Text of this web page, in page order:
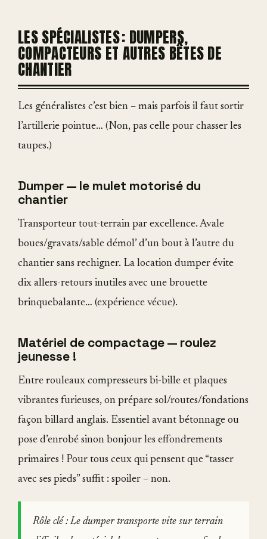
LES SPÉCIALISTES : DUMPERS,
COMPACTEURS ET AUTRES BÊTES DE
CHANTIER
Les généralistes c’est bien – mais parfois il faut sortir
l’artillerie pointue… (Non, pas celle pour chasser les
taupes.)
Dumper — le mulet motorisé du
chantier
Transporteur tout-terrain par excellence. Avale
boues/gravats/sable démol’ d’un bout à l’autre du
chantier sans rechigner. La location dumper évite
dix allers-retours inutiles avec une brouette
brinquebalante… (expérience vécue).
Matériel de compactage — roulez
jeunesse !
Entre rouleaux compresseurs bi-bille et plaques
vibrantes furieuses, on prépare sol/routes/fondations
façon billard anglais. Essentiel avant bétonnage ou
pose d’enrobé sinon bonjour les effondrements
primaires ! Pour tous ceux qui pensent que “tasser
avec ses pieds” suffit : spoiler – non.
Rôle clé : Le dumper transporte vite sur terrain